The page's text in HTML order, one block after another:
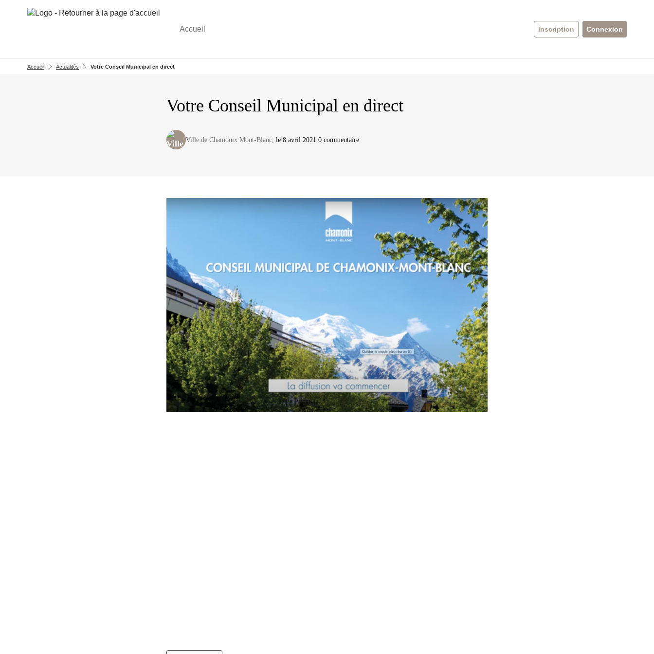
Aller au menu Aller au contenu
Accueil Inscription Connexion
Accueil Actualités Votre Conseil Municipal en direct
Votre Conseil Municipal en direct
Ville de Chamonix Mont-Blanc , le 8 avril 2021 0 commentaire